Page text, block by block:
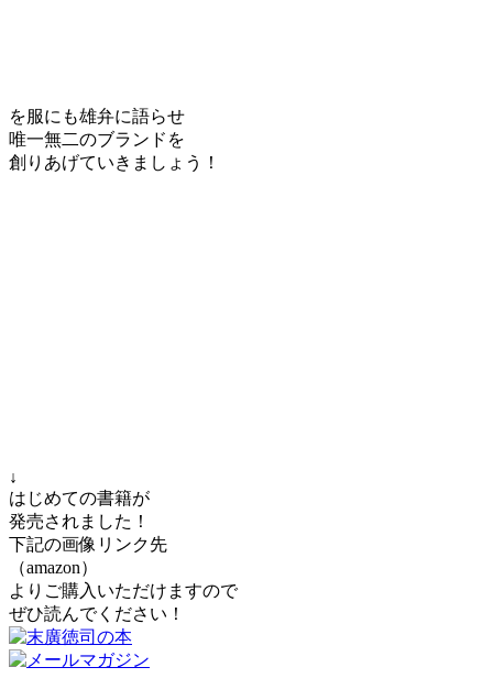
を服にも雄弁に語らせ
唯一無二のブランドを
創りあげていきましょう！
↓
はじめての書籍が
発売されました！
下記の画像リンク先
（amazon）
よりご購入いただけますので
ぜひ読んでください！